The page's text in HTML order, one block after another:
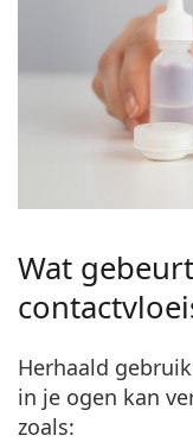
Wat
Herhaald
in je ogen kan
zoals: